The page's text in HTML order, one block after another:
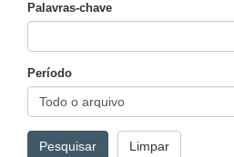
Palavras-chave
Período
Pesquisar Limpar